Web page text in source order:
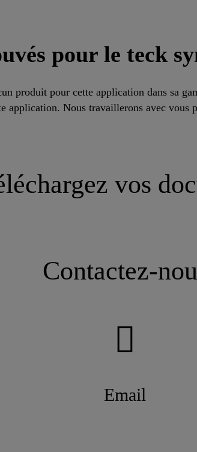
pour le teck
produit pour cette application dans sa
application. Nous travaillerons avec
vos
Contactez-
Email